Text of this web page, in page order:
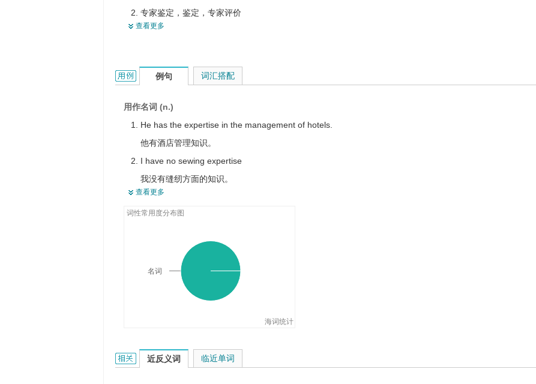
专家鉴定，鉴定，专家评价
专长
专业
专家的意见
鉴定书
查看更多
expertise的用法和样例：
例句
用作名词 (n.)
He has the expertise in the management of hotels.
他有酒店管理知识。
I have no sewing expertise
我没有缝纫方面的知识。
We were amazed at his expertise on the ski slopes.
他斜坡滑雪的技能使我们赞叹不已。
该公司希望能在计算机程序领域开发出自己的专门技术。
They have the expertise to tell people what would look good on them.
他们给些怎么样看上去比较好的专家的意见。
查看更多
词性常用度分布图
海词统计
名词
词汇搭配
expertise的相关资料：
近反义词 临近单词